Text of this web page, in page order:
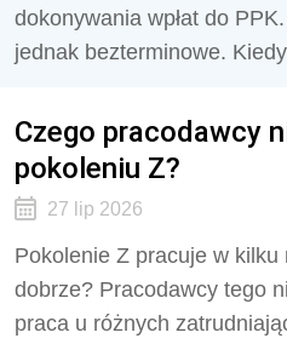
dokonywania wpłat do
jednak bezterminowe.
Czego pracodawcy
pokoleniu Z?
27 lip 2026
Pokolenie Z pracuje w
dobrze? Pracodawcy tego
praca u różnych